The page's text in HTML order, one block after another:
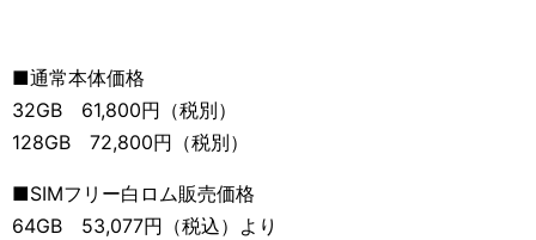
■通常本体価格
32GB 61,800円（税別）
128GB 72,800円（税別）
■SIMフリー白ロム販売価格
64GB 53,077円（税込）より